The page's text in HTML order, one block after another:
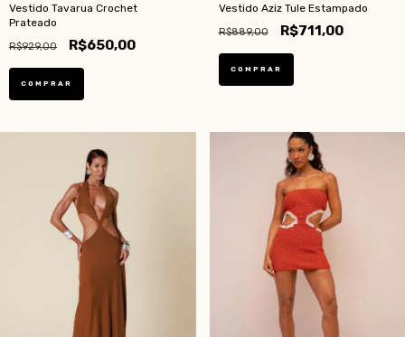
Vestido Tavarua Crochet
Prateado
R$929,00 R$650,00
COMPRAR
Vestido Aziz Tule Estampado
R$889,00 R$711,00
COMPRAR